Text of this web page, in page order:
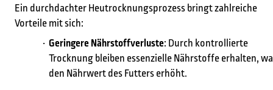
Ein durchdachter Heutrocknungsprozess bringt zahlreiche
Vorteile mit sich:
Geringere Nährstoffverluste: Durch kontrollierte
Trocknung bleiben essenzielle Nährstoffe erhalten,
den Nährwert des Futters erhöht.